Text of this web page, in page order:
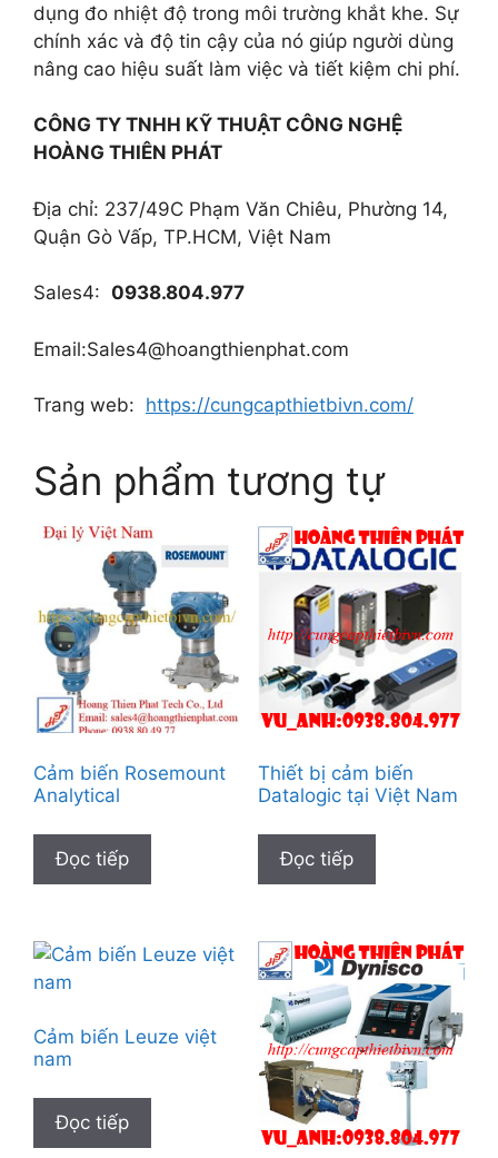
dụng đo nhiệt độ trong môi trường khắt khe. Sự
chính xác và độ tin cậy của nó giúp người dùng
nâng cao hiệu suất làm việc và tiết kiệm chi phí.
CÔNG TY TNHH KỸ THUẬT CÔNG NGHỆ
HOÀNG THIÊN PHÁT
Địa chỉ: 237/49C Phạm Văn Chiêu, Phường 14,
Quận Gò Vấp, TP.HCM, Việt Nam
Sales4: 0938.804.977
Email:Sales4@hoangthienphat.com
Trang web: https://cungcapthietbivn.com/
Sản phẩm tương tự
Cảm biến Rosemount
Analytical
Đọc tiếp
Thiết bị cảm biến
Datalogic tại Việt Nam
Đọc tiếp
Cảm biến Leuze việt
nam
Đọc tiếp